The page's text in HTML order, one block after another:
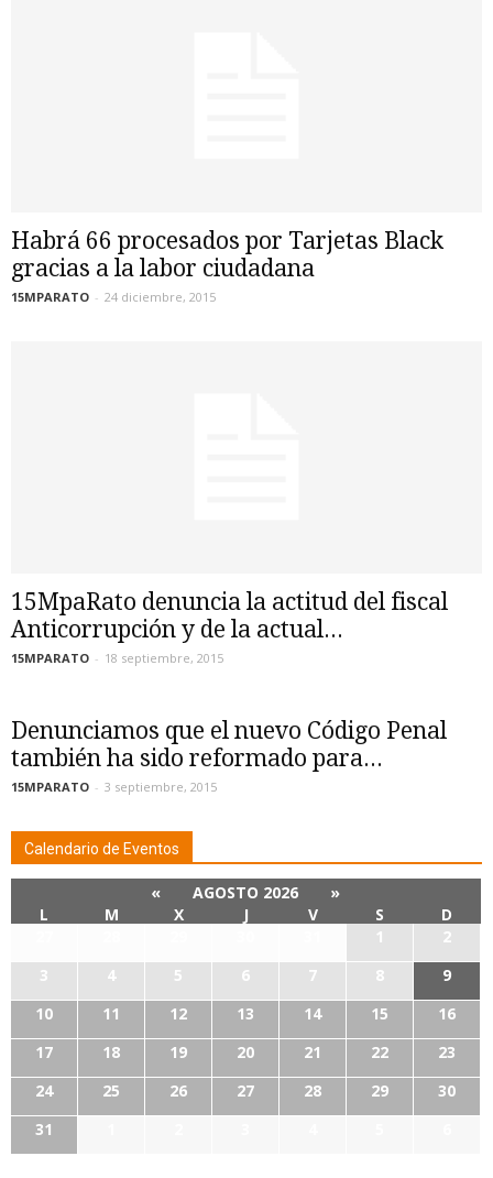
Habrá 66 procesados por Tarjetas Black
gracias a la labor ciudadana
15MPARATO - 24 diciembre, 2015
15MpaRato denuncia la actitud del fiscal
Anticorrupción y de la actual...
15MPARATO - 18 septiembre, 2015
Denunciamos que el nuevo Código Penal
también ha sido reformado para...
15MPARATO - 3 septiembre, 2015
Calendario de Eventos
« AGOSTO 2026
»
L
M X J V S
D
1
2
3
4 5 6 7 8
9
10
11 12 13 14 15
16
17
18 19 20 21 22
23
24
25 26 27 28 29
30
31